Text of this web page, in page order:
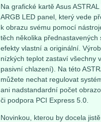
Na grafické kartě Asus
ARGB LED panel, který vede
k obrazu svému pomocí
těch několika přednastavených
efekty vlastní a originální.
nízkých teplot zastaví všechny
pasivní chlazení). Na této
můžete nechat regulovat
ani nadstandardní počet
či podpora PCI Express 5.0.
Novinkou, kterou by docela